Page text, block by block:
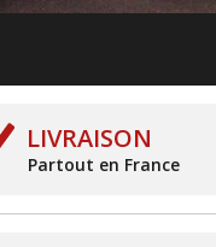
LIVRAISON
Partout en France